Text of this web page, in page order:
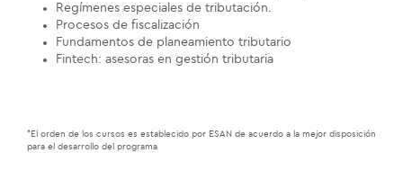
Regímenes especiales de tributación.
Procesos de fiscalización
Fundamentos de planeamiento tributario
Fintech: asesoras en gestión tributaria
*El orden de los cursos es establecido por ESAN de acuerdo a la mejor disposición
para el desarrollo del programa